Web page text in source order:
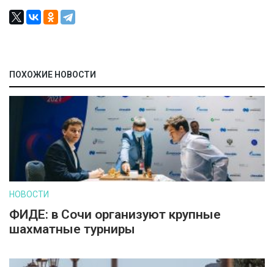
ПОХОЖИЕ НОВОСТИ
НОВОСТИ
ФИДЕ: в Сочи организуют крупные
шахматные турниры